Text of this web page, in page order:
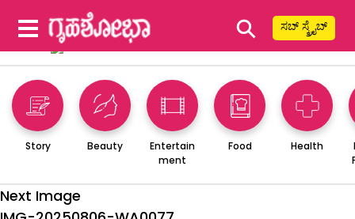
⚲ ಸಬ್ ಸ್ಕ್ರೈಬ್
Story Beauty
Entertain
ment
Food Health
Next Image